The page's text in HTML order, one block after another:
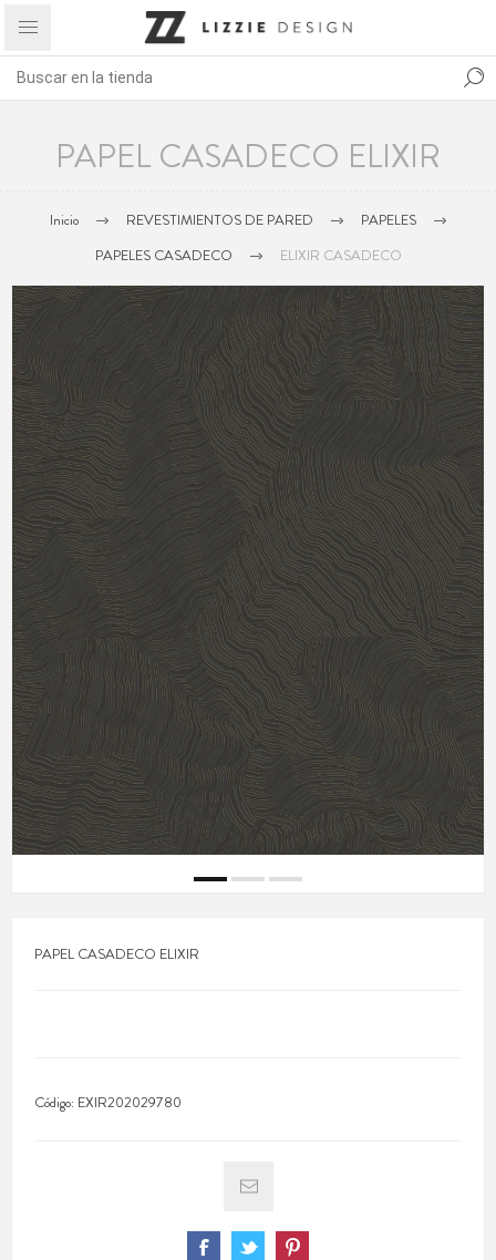
PAPEL CASADECO ELIXIR
Inicio REVESTIMIENTOS DE PARED
PAPELES
PAPELES CASADECO
ELIXIR CASADECO
PAPEL CASADECO ELIXIR
Código: EXIR202029780